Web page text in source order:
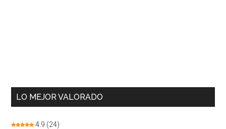
LO MEJOR VALORADO
4.9 (24)